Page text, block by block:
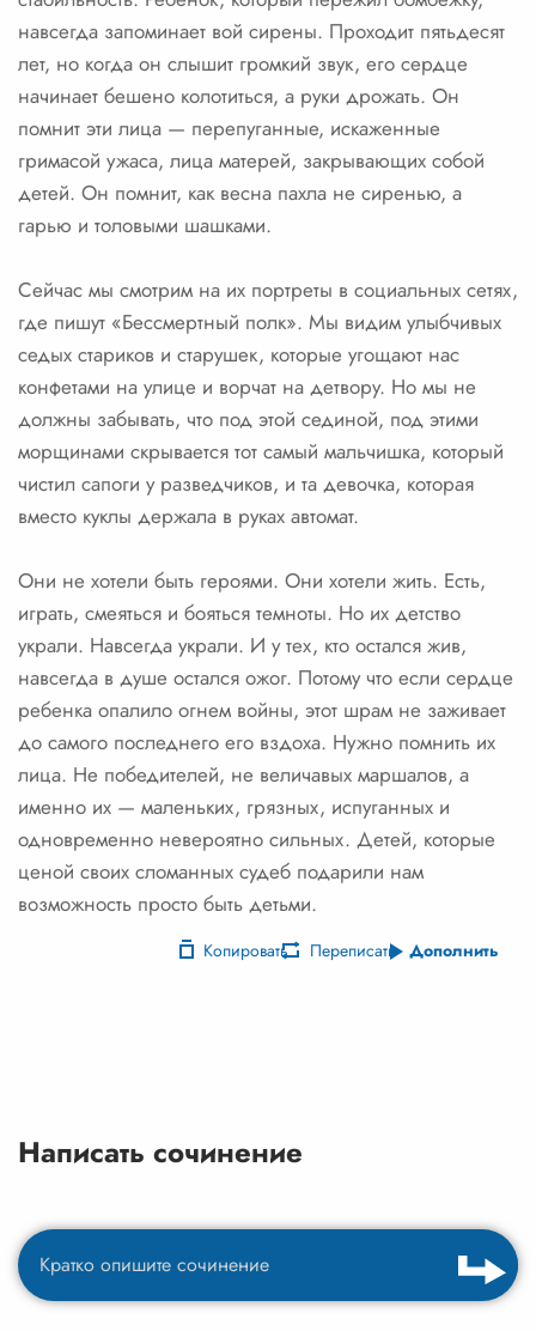
навсегда запоминает вой сирены. Проходит пятьдесят
лет, но когда он слышит громкий звук, его сердце
начинает бешено колотиться, а руки дрожать. Он
помнит эти лица — перепуганные, искаженные
гримасой ужаса, лица матерей, закрывающих собой
детей. Он помнит, как весна пахла не сиренью, а
гарью и толовыми шашками.
Сейчас мы смотрим на их портреты в социальных сетях,
где пишут «Бессмертный полк». Мы видим улыбчивых
седых стариков и старушек, которые угощают нас
конфетами на улице и ворчат на детвору. Но мы не
должны забывать, что под этой сединой, под этими
морщинами скрывается тот самый мальчишка, который
чистил сапоги у разведчиков, и та девочка, которая
вместо куклы держала в руках автомат.
Они не хотели быть героями. Они хотели жить. Есть,
играть, смеяться и бояться темноты. Но их детство
украли. Навсегда украли. И у тех, кто остался жив,
навсегда в душе остался ожог. Потому что если сердце
ребенка опалило огнем войны, этот шрам не заживает
до самого последнего его вздоха. Нужно помнить их
лица. Не победителей, не величавых маршалов, а
именно их — маленьких, грязных, испуганных и
одновременно невероятно сильных. Детей, которые
ценой своих сломанных судеб подарили нам
возможность просто быть детьми.
Копировать Переписать Дополнить
Написать сочинение